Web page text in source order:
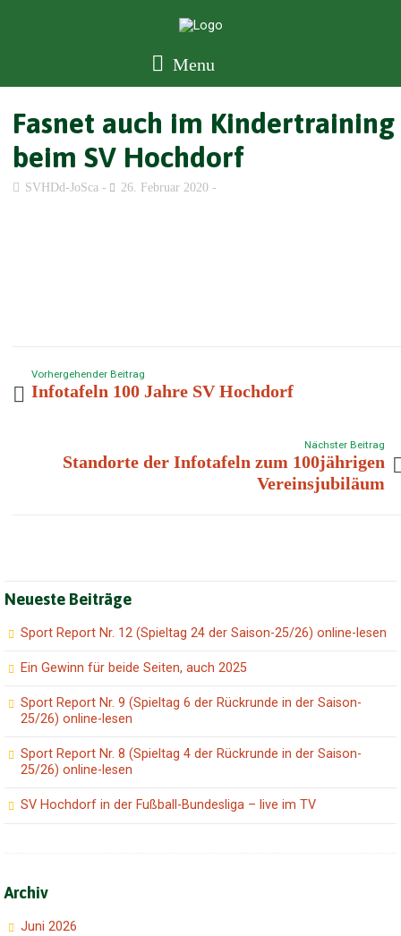
Menu
Fasnet auch im Kindertraining
beim SV Hochdorf
SVHDd-JoSca 26. Februar 2020
Vorhergehender Beitrag
Infotafeln 100 Jahre SV Hochdorf
Nächster Beitrag
Standorte der Infotafeln zum 100jährigen
Vereinsjubiläum
Neueste Beiträge
Sport Report Nr. 12 (Spieltag 24 der Saison-25/26) online-lesen
Ein Gewinn für beide Seiten, auch 2025
Sport Report Nr. 9 (Spieltag 6 der Rückrunde in der Saison-
25/26) online-lesen
Sport Report Nr. 8 (Spieltag 4 der Rückrunde in der Saison-
25/26) online-lesen
SV Hochdorf in der Fußball-Bundesliga – live im TV
Archiv
Juni 2026